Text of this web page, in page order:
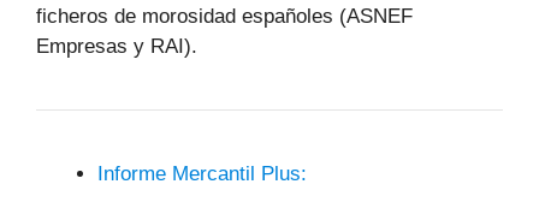
ficheros de morosidad españoles (ASNEF
Empresas y RAI).
Informe Mercantil Plus: